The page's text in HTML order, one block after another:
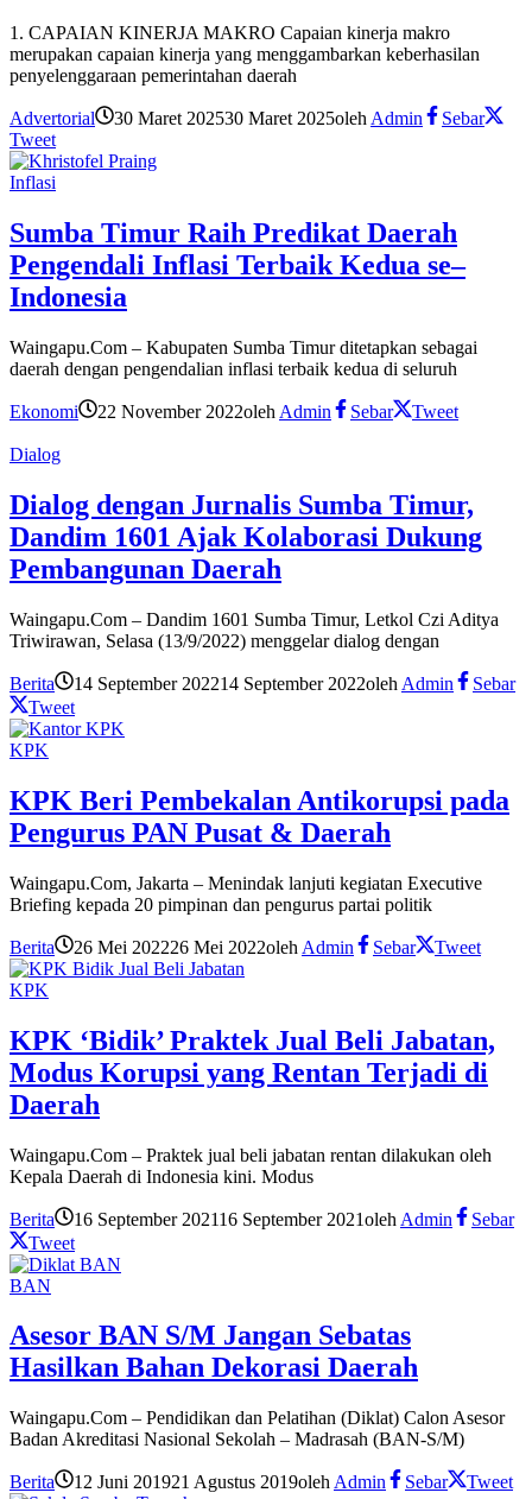
1. CAPAIAN KINERJA MAKRO Capaian kinerja makro
merupakan capaian kinerja yang menggambarkan keberhasilan
penyelenggaraan pemerintahan daerah
Advertorial 30 Maret 202530 Maret 2025oleh Admin
Sebar
Tweet
Inflasi
Sumba Timur Raih Predikat Daerah
Pengendali Inflasi Terbaik Kedua se–
Indonesia
Waingapu.Com – Kabupaten Sumba Timur ditetapkan sebagai
daerah dengan pengendalian inflasi terbaik kedua di seluruh
Ekonomi 22 November 2022oleh Admin Sebar Tweet
Dialog
Dialog dengan Jurnalis Sumba Timur,
Dandim 1601 Ajak Kolaborasi Dukung
Pembangunan Daerah
Waingapu.Com – Dandim 1601 Sumba Timur, Letkol Czi Aditya
Triwirawan, Selasa (13/9/2022) menggelar dialog dengan
Berita 14 September 202214 September 2022oleh Admin
Sebar
Tweet
KPK
KPK Beri Pembekalan Antikorupsi pada
Pengurus PAN Pusat & Daerah
Waingapu.Com, Jakarta – Menindak lanjuti kegiatan Executive
Briefing kepada 20 pimpinan dan pengurus partai politik
Berita 26 Mei 202226 Mei 2022oleh Admin Sebar Tweet
KPK
KPK ‘Bidik’ Praktek Jual Beli Jabatan,
Modus Korupsi yang Rentan Terjadi di
Daerah
Waingapu.Com – Praktek jual beli jabatan rentan dilakukan oleh
Kepala Daerah di Indonesia kini. Modus
Berita 16 September 202116 September 2021oleh Admin
Sebar
Tweet
BAN
Asesor BAN S/M Jangan Sebatas
Hasilkan Bahan Dekorasi Daerah
Waingapu.Com – Pendidikan dan Pelatihan (Diklat) Calon Asesor
Badan Akreditasi Nasional Sekolah – Madrasah (BAN-S/M)
Berita 12 Juni 201921 Agustus 2019oleh Admin Sebar Tweet